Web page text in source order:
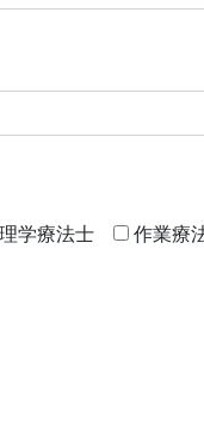
理学療法士 作業療